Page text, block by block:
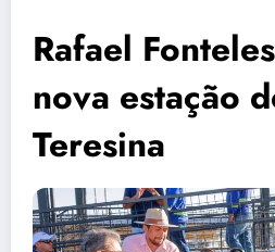
Rafael
nova estação
Teresina